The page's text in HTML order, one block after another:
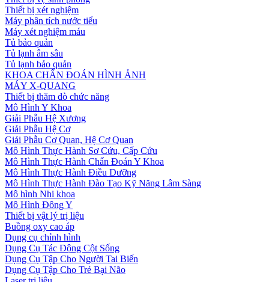
Thiết bị xét nghiệm
Máy phân tích nước tiểu
Máy xét nghiệm máu
Tủ bảo quản
Tủ lạnh âm sâu
Tủ lạnh bảo quản
KHOA CHẨN ĐOÁN HÌNH ẢNH
MÁY X-QUANG
Thiết bị thăm dò chức năng
Mô Hình Y Khoa
Giải Phẫu Hệ Xương
Giải Phẫu Hệ Cơ
Giải Phẫu Cơ Quan, Hệ Cơ Quan
Mô Hình Thực Hành Sơ Cứu, Cấp Cứu
Mô Hình Thực Hành Chẩn Đoán Y Khoa
Mô Hình Thực Hành Điều Dưỡng
Mô Hình Thực Hành Đào Tạo Kỹ Năng Lâm Sàng
Mô hình Nhi khoa
Mô Hình Đông Y
Thiết bị vật lý trị liệu
Buồng oxy cao áp
Dụng cụ chỉnh hình
Dụng Cụ Tác Động Cột Sống
Dụng Cụ Tập Cho Người Tai Biến
Dụng Cụ Tập Cho Trẻ Bại Não